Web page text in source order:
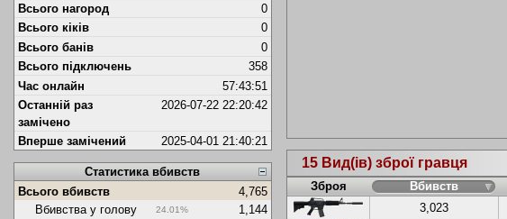
Всього нагород
0
Всього кіків
0
Всього банів
0
Всього підключень
358
Час онлайн
57:43:51
Останній раз
замічено
2026-07-22 22:20:42
Вперше замічений 2025-04-01 21:40:21
Статистика вбивств
Всього вбивств
4,765
Вбивства у голову
24.01%
1,144
15 Вид(ів) зброї гравця
Зброя Вбивств
3,023